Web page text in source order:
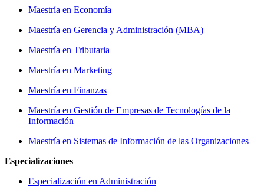
Maestría en Economía
Maestría en Gerencia y Administración (MBA)
Maestría en Tributaria
Maestría en Marketing
Maestría en Finanzas
Maestría en Gestión de Empresas de Tecnologías de la
Información
Maestría en Sistemas de Información de las Organizaciones
Especializaciones
Especialización en Administración